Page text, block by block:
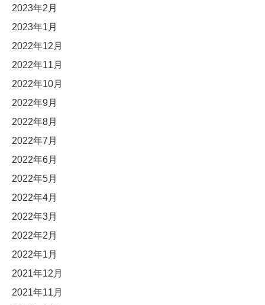
2023年2月
2023年1月
2022年12月
2022年11月
2022年10月
2022年9月
2022年8月
2022年7月
2022年6月
2022年5月
2022年4月
2022年3月
2022年2月
2022年1月
2021年12月
2021年11月